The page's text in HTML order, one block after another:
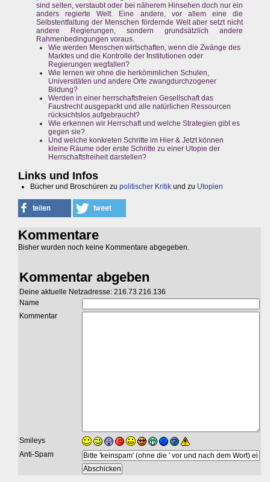
sind selten, verstaubt oder bei näherem Hinsehen doch nur ein
anders regierte Welt. Eine andere, vor allem eine die
Selbstentfaltung der Menschen fördernde Welt aber setzt nicht
andere Regierungen, sondern grundsätzlich andere
Rahmenbedingungen voraus.
Wie werden Menschen wirtschaften, wenn die Zwänge des
Marktes und die Kontrolle der Institutionen oder
Regierungen wegfallen?
Wie lernen wir ohne die herkömmlichen Schulen,
Universitäten und andere Orte zwangdurchzogener
Bildung?
Werden in einer herrschaftsfreien Gesellschaft das
Faustrecht ausgepackt und alle natürlichen Ressourcen
rücksichtslos aufgebraucht?
Wie erkennen wir Herrschaft und welche Strategien gibt es
gegen sie?
Und welche konkreten Schritte im Hier & Jetzt können
kleine Räume oder erste Schritte zu einer Utopie der
Herrschaftsfreiheit darstellen?
Links und Infos
Bücher und Broschüren zu politischer Kritik und zu Utopien
Kommentare
Bisher wurden noch keine Kommentare abgegeben.
Kommentar abgeben
Deine aktuelle Netzadresse: 216.73.216.136
Name
Kommentar
Smileys
Anti-Spam